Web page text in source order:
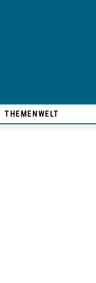
THEMENWELT